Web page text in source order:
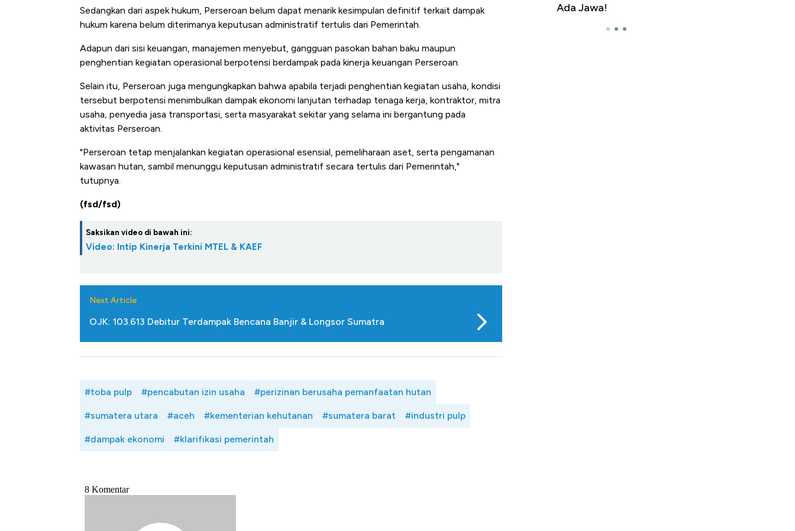
Sedangkan dari aspek hukum, Perseroan belum dapat menarik kesimpulan definitif terkait dampak
hukum karena belum diterimanya keputusan administratif tertulis dari Pemerintah.
Adapun dari sisi keuangan, manajemen menyebut, gangguan pasokan bahan baku maupun
penghentian kegiatan operasional berpotensi berdampak pada kinerja keuangan Perseroan.
Selain itu, Perseroan juga mengungkapkan bahwa apabila terjadi penghentian kegiatan usaha, kondisi
tersebut berpotensi menimbulkan dampak ekonomi lanjutan terhadap tenaga kerja, kontraktor, mitra
usaha, penyedia jasa transportasi, serta masyarakat sekitar yang selama ini bergantung pada
aktivitas Perseroan.
"Perseroan tetap menjalankan kegiatan operasional esensial, pemeliharaan aset, serta pengamanan
kawasan hutan, sambil menunggu keputusan administratif secara tertulis dari Pemerintah,"
tutupnya.
(fsd/fsd)
Saksikan video di bawah ini:
Video: Intip Kinerja Terkini MTEL & KAEF
Next Article
OJK: 103.613 Debitur Terdampak Bencana Banjir & Longsor Sumatra
#toba pulp #pencabutan izin usaha #perizinan berusaha pemanfaatan hutan
#sumatera utara #aceh #kementerian kehutanan #sumatera barat #industri pulp
#dampak ekonomi #klarifikasi pemerintah
Alas Kaki Tumbuh Double Digit
RI
Ada Jawa!